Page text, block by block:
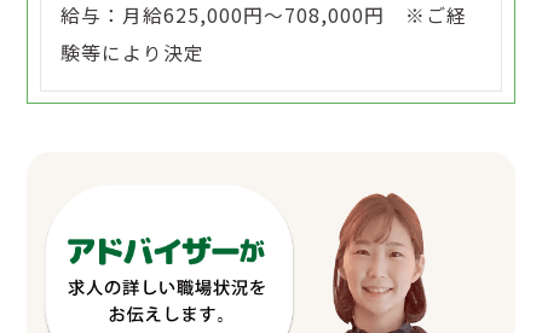
給与：月給625,000円～708,000円 ※ご経
験等により決定